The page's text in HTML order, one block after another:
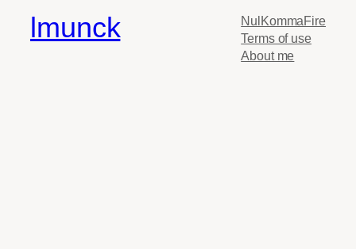
lmunck
NulKommaFire
Terms of use
About me